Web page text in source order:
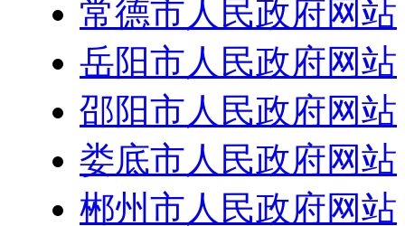
常德市人民政府网站
岳阳市人民政府网站
邵阳市人民政府网站
娄底市人民政府网站
郴州市人民政府网站